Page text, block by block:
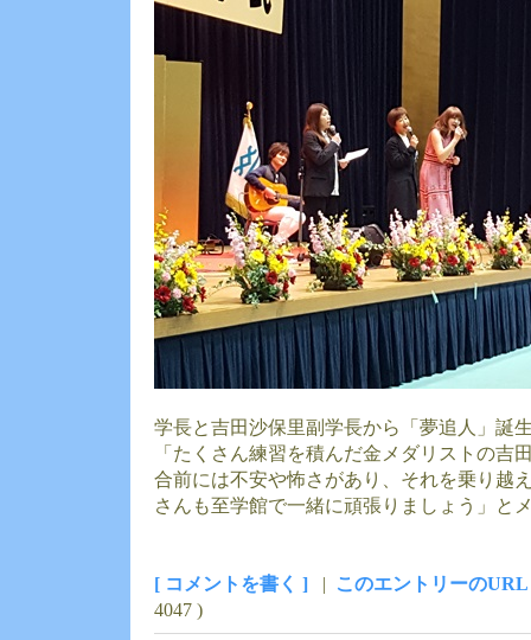
学長と吉田沙保里副学長から「夢追人」誕
「たくさん練習を積んだ金メダリストの吉
合前には不安や怖さがあり、それを乗り越
さんも至学館で一緒に頑張りましょう」と
[ コメントを書く ] | このエントリーのURL
4047 )